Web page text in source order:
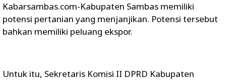
Kabarsambas.com-Kabupaten Sambas memiliki
potensi pertanian yang menjanjikan. Potensi tersebut
bahkan memiliki peluang ekspor.
Untuk itu, Sekretaris Komisi II DPRD Kabupaten